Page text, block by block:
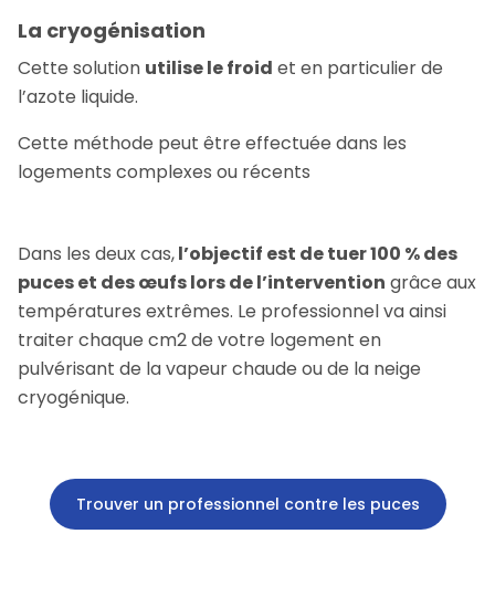
La cryogénisation
Cette solution utilise le froid et en particulier de
l’azote liquide.
Cette méthode peut être effectuée dans les
logements complexes ou récents
Dans les deux cas,l’objectif est de tuer 100 % des
puces et des œufs lors de l’intervention grâce aux
températures extrêmes. Le professionnel va ainsi
traiter chaque cm2 de votre logement en
pulvérisant de la vapeur chaude ou de la neige
cryogénique.
Trouver un professionnel contre les puces